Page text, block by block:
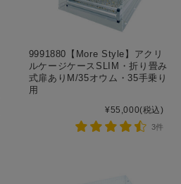
9991880【More Style】アクリ
ルケージケースSLIM・折り畳み
式扉ありM/35オウム・35手乗り
用
¥55,000(税込)
3件